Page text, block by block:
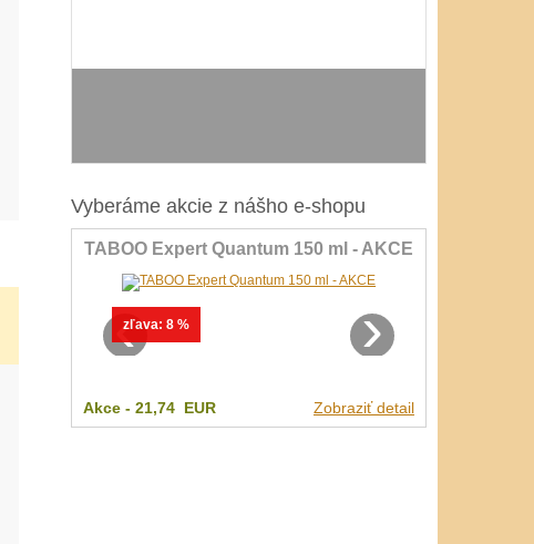
Vyberáme akcie z nášho e-shopu
TABOO Expert Quantum 150 ml - AKCE
zľava: 8 %
‹ ›
Akce -21,74 EUR Zobraziť detail